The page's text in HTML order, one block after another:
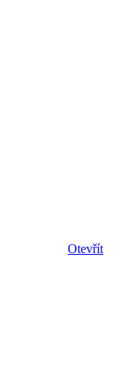
Otevřít